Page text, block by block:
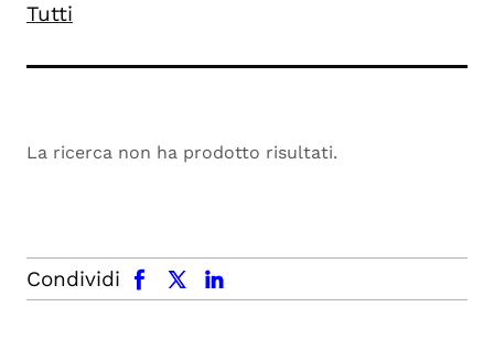
Tutti
La ricerca non ha prodotto risultati.
Condividi
facebook x.com linkedin